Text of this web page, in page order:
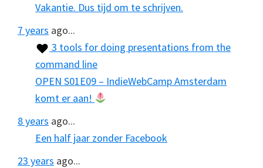
Vakantie. Dus tijd om te schrijven.
7 years ago...
3 tools for doing presentations from the
command line
OPEN S01E09 – IndieWebCamp Amsterdam
komt er aan!
8 years ago...
Een half jaar zonder Facebook
23 years ago...